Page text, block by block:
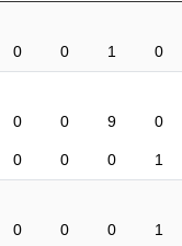
0 0 1 0
0 0 9 0
0 0 0 1
0 0 0 1